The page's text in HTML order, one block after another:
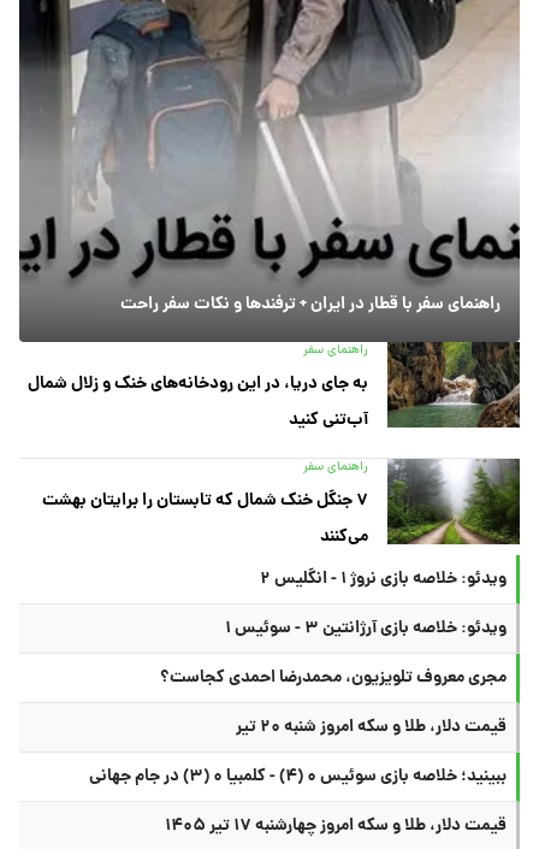
راهنمای سفر با قطار در ایران + ترفندها و نکات سفر راحت
راهنمای سفر
به جای دریا، در این رودخانه‌های خنک و زلال شمال
آب‌تنی کنید
راهنمای سفر
۷ جنگل خنک شمال که تابستان را برایتان بهشت
می‌کنند
ویدئو: خلاصه بازی نروژ ۱ - انگلیس ۲
ویدئو: خلاصه بازی آرژانتین ۳ - سوئیس ۱
مجری معروف تلویزیون، محمدرضا احمدی کجاست؟
قیمت دلار، طلا و سکه امروز شنبه ۲۰ تیر
ببینید؛ خلاصه بازی سوئیس ۰ (۴) - کلمبیا ۰ (۳) در جام جهانی
قیمت دلار، طلا و سکه امروز چهارشنبه ۱۷ تیر ۱۴۰۵